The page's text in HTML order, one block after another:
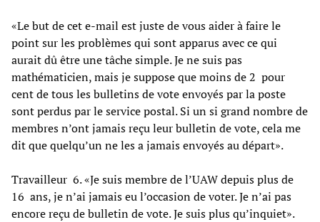
«Le but de cet e-mail est juste de vous aider à faire le
point sur les problèmes qui sont apparus avec ce qui
aurait dû être une tâche simple. Je ne suis pas
mathématicien, mais je suppose que moins de 2 pour
cent de tous les bulletins de vote envoyés par la poste
sont perdus par le service postal. Si un si grand nombre de
membres n’ont jamais reçu leur bulletin de vote, cela me
dit que quelqu’un ne les a jamais envoyés au départ».
Travailleur 6. «Je suis membre de l’UAW depuis plus de
16 ans, je n’ai jamais eu l’occasion de voter. Je n’ai pas
encore reçu de bulletin de vote. Je suis plus qu’inquiet».